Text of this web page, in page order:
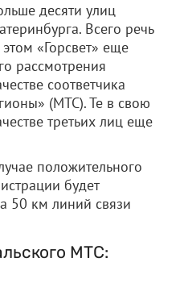
десяти улиц
Всего речь
«Горсвет» еще
рассмотрения
соответчика
(МТС). Те в свою
третьих лиц еще
положительного
будет
50 км линий связи
МТС: